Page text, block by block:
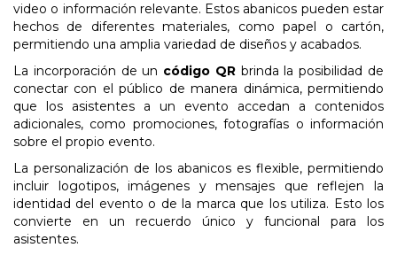
video o información relevante. Estos abanicos pueden estar
hechos de diferentes materiales, como papel o cartón,
permitiendo una amplia variedad de diseños y acabados.
La incorporación de un código QR brinda la posibilidad de
conectar con el público de manera dinámica, permitiendo
que los asistentes a un evento accedan a contenidos
adicionales, como promociones, fotografías o información
sobre el propio evento.
La personalización de los abanicos es flexible, permitiendo
incluir logotipos, imágenes y mensajes
que reflejen
la
identidad del evento o de la marca que los utiliza. Esto los
convierte en un recuerdo único y funcional para los
asistentes.